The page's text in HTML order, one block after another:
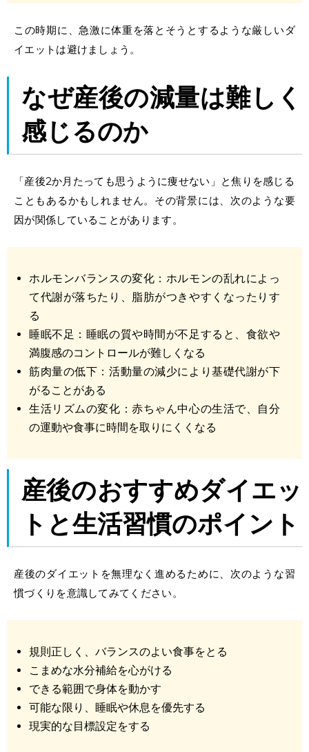
この時期に、急激に体重を落とそうとするような厳しいダ
イエットは避けましょう。
なぜ産後の減量は難しく
感じるのか
「産後2か月 たっても思うように痩せない 」と焦りを感じる
こともあるかもしれません。その背景には、次のような要
因が関係していることがあります。
ホルモンバランスの変化：ホルモンの乱れによっ
て代謝が落ちたり、脂肪がつきやすくなったりす
る
睡眠不足：睡眠の質や時間が不足すると、食欲や
満腹感のコントロールが難しくなる
筋肉量の低下：活動量の減少により基礎代謝が下
がることがある
生活リズムの変化：赤ちゃん中心の生活で、自分
の運動や食事に時間を取りにくくなる
産後のおすすめダイエッ
ト と生活習慣のポイント
産後のダイエットを無理なく進めるために、次のような習
慣づくりを意識してみてください。
規則正しく、バランスのよい食事をとる
こまめな水分補給を心がける
できる範囲で身体を動かす
可能な限り、睡眠や休息を優先する
現実的な目標設定をする